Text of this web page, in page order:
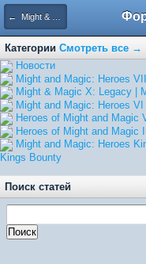
← Might & Magic X: Legacy | Меч и Магия X: Наследие
Категории Смотреть все →
Hовости
Might and Magic: Heroes
Might & Magic X: Legacy |
Might and Magic: Heroes
Heroes of Might and Magic
Heroes of Might and
Might and Magic: Heroes
Kings Bounty
Поиск статей